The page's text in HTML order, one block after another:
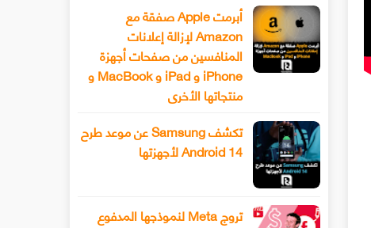
أبرمت Apple صفقة مع
Amazon لإزالة إعلانات
المنافسين من صفحات أجهزة
iPhone و iPad و MacBook و
منتجاتها الأخرى
تكشف Samsung عن موعد طرح
Android 14 لأجهزتها
تروج Meta لنموذجها المدفوع